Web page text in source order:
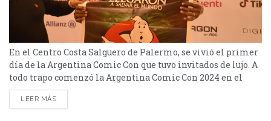
En el Centro Costa Salguero de Palermo, se vivió el primer
día de la Argentina Comic Con que tuvo invitados de lujo. A
todo trapo comenzó la Argentina Comic Con 2024 en el
Centro Costa Salguero de Palermo. En el Mainstage se
presenció el concierto de la banda SOUNDTRACK con las
LEER MÁS